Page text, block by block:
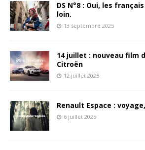
DS N°8 : Oui, les
loin.
13 septembre 2025
14 juillet : nouveau film
Citroën
12 juillet 2025
Renault Espace :
6 juillet 2025